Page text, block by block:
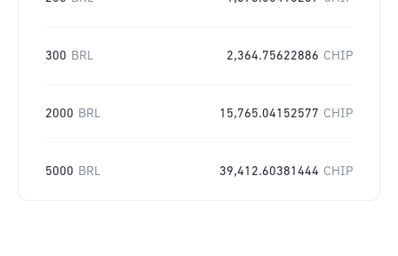
300 BRL 2,364.75622886 CHIP
2000 BRL 15,765.04152577 CHIP
5000 BRL 39,412.60381444 CHIP